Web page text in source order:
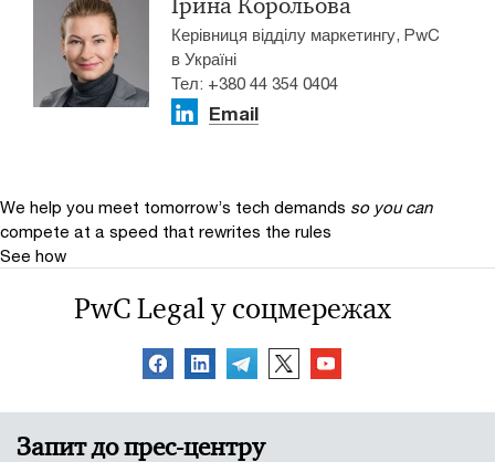
Ірина Корольова
Керівниця відділу маркетингу, PwC
в Україні
Тел: +380 44 354 0404
Email
We help you meet tomorrow’s tech demands so you can
compete at a speed that rewrites the rules
See how
PwC Legal у соцмережах
Запит до прес-центру